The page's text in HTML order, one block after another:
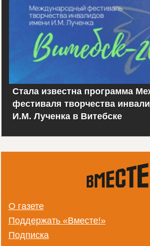
Стала известна программа
фестиваля творчества
И.М. Лученка в Витебске
О газете
Поддержать «Вместе!»
Подписка